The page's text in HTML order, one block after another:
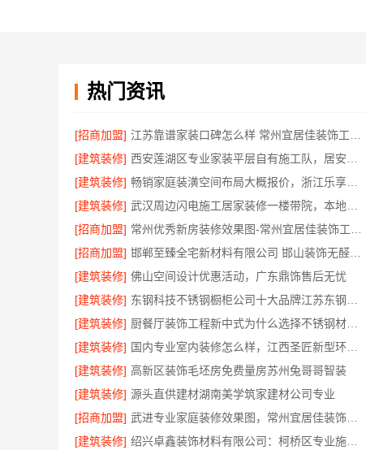
热门资讯
[招商加盟]
[建筑装修]
[建筑装修]
[建筑装修]
[招商加盟]
[招商加盟]
[建筑装修] 佛山空间设计优惠活动，广东鼎饰售后无忧
[建筑装修]
[建筑装修]
[建筑装修]
[建筑装修] 高新区装饰毛坯房免费量房苏州兔哥哥智装
[建筑装修] 源头直供建材湖南美学筑家建材公司专业
[招商加盟]
[建筑装修]